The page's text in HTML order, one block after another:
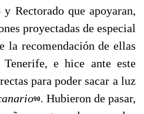
y Rectorado que apoyaran,
proyectadas de especial
la recomendación de ellas
e hice ante este
para poder sacar a luz
90. Hubieron de pasar,